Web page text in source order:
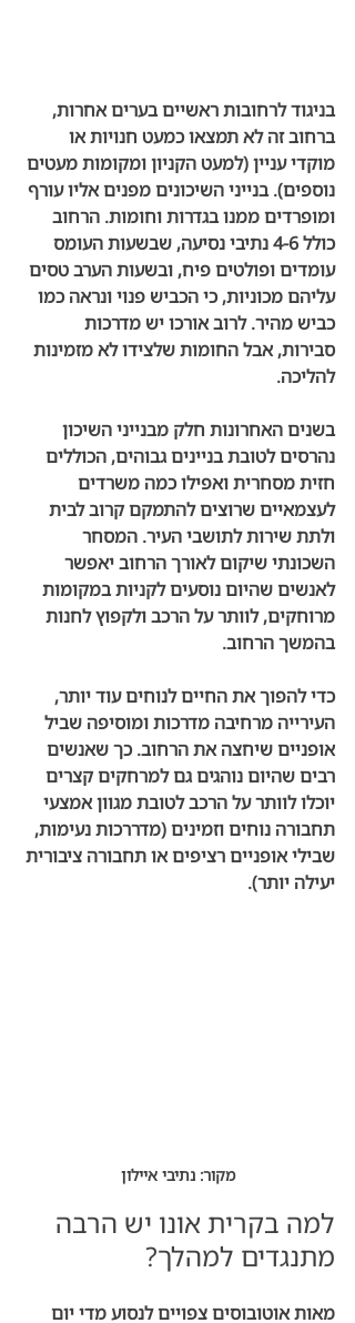
בניגוד לרחובות ראשיים בערים אחרות,
ברחוב זה לא תמצאו כמעט חנויות או
מוקדי עניין (למעט הקניון ומקומות מעטים
נוספים). בנייני השיכונים מפנים אליו עורף
ומופרדים ממנו בגדרות וחומות. הרחוב
כולל 4-6 נתיבי נסיעה, שבשעות העומס
עומדים ופולטים פיח, ובשעות הערב טסים
עליהם מכוניות, כי הכביש פנוי ונראה כמו
כביש מהיר. לרוב אורכו יש מדרכות
סבירות, אבל החומות שלצידו לא מזמינות
להליכה.
בשנים האחרונות חלק מבנייני השיכון
נהרסים לטובת בניינים גבוהים, הכוללים
חזית מסחרית ואפילו כמה משרדים
לעצמאיים שרוצים להתמקם קרוב לבית
ולתת שירות לתושבי העיר. המסחר
השכונתי שיקום לאורך הרחוב יאפשר
לאנשים שהיום נוסעים לקניות במקומות
מרוחקים, לוותר על הרכב ולקפוץ לחנות
בהמשך הרחוב.
כדי להפוך את החיים לנוחים עוד יותר,
העירייה מרחיבה מדרכות ומוסיפה שביל
אופניים שיחצה את הרחוב. כך שאנשים
רבים שהיום נוהגים גם למרחקים קצרים
יוכלו לוותר על הרכב לטובת מגוון אמצעי
תחבורה נוחים וזמינים (מדררכות נעימות,
שבילי אופניים רציפים או תחבורה ציבורית
יעילה יותר).
מקור: נתיבי איילון
למה בקרית אונו יש הרבה
מתנגדים למהלך?
מאות אוטובוסים צפויים לנסוע מדי יום